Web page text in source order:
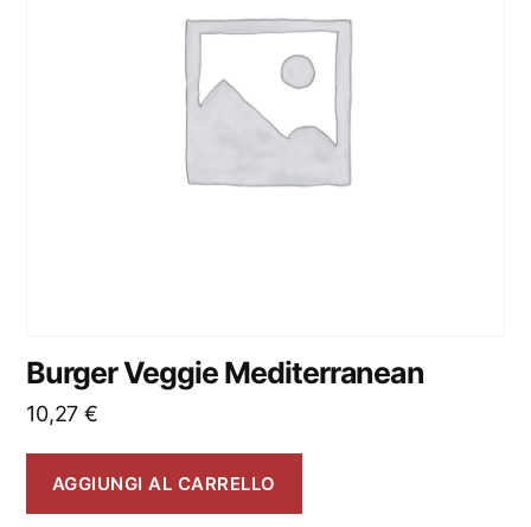
Burger Veggie Mediterranean
10,27 €
AGGIUNGI AL CARRELLO